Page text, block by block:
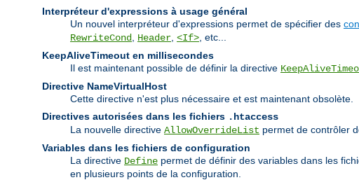
Interpréteur d'expressions à usage général
Un nouvel interpréteur d'expressions permet de spécifier des
RewriteCond
Header <If> , etc...
KeepAliveTimeout en millisecondes
Il est maintenant possible de définir la directive
Directive NameVirtualHost
Cette directive n'est plus nécessaire et est maintenant obsolète.
Directives autorisées dans les fichiers .htaccess
La nouvelle directive AllowOverrideList permet de contrôler
Variables dans les fichiers de configuration
La directive Define permet de définir des variables dans les
en plusieurs points de la configuration.